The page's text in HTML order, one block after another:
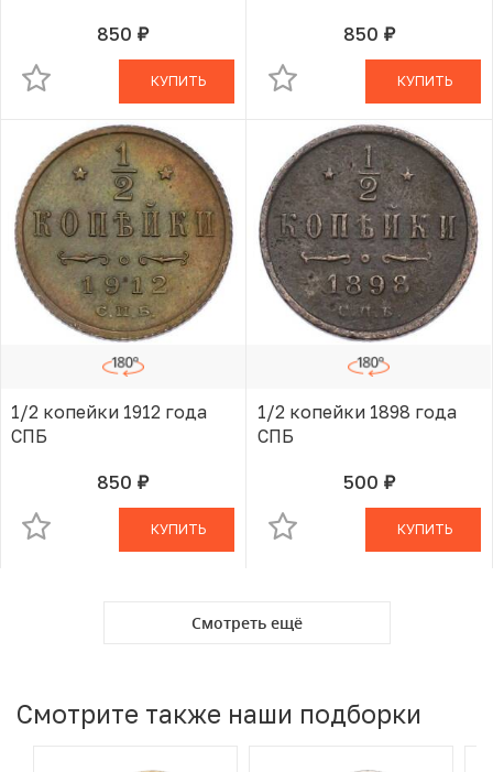
850 руб.В КОРЗИНЕ
КУПИТЬ
850 руб.В КОРЗИНЕ
КУПИТЬ
1/2 копейки 1912 года
СПБ
850 руб.В КОРЗИНЕ
КУПИТЬ
1/2 копейки 1898 года
СПБ
500 руб.В КОРЗИНЕ
КУПИТЬ
Смотреть ещё
Смотрите также наши подборки